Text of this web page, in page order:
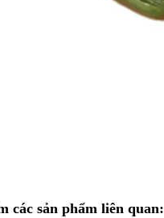
các sản phẩm liên quan: